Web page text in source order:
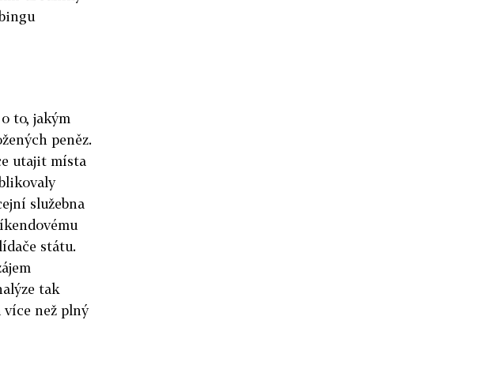
to, jakým
peněz.
utajit místa
služebna
státu.
tak
více než plný